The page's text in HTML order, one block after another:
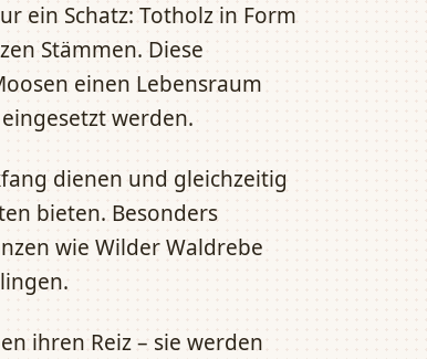
ein Schatz: Totholz in Form
Stämmen. Diese
einen Lebensraum
werden.
dienen und gleichzeitig
bieten. Besonders
wie Wilder Waldrebe
ihren Reiz – sie werden